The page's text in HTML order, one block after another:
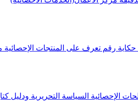
حكاية رقم تعرف على المنتجات الإحصائية
الإحصائية السياسة التحريرية ودليل